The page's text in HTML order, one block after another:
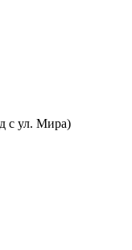
с ул. Мира)